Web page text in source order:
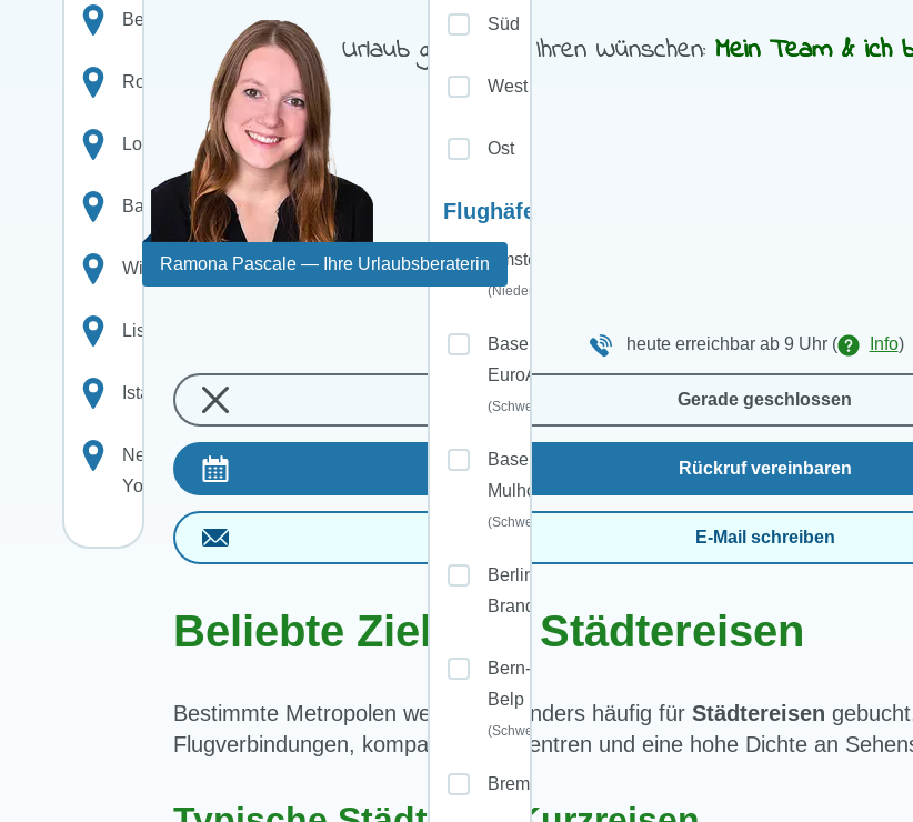
Berlin
Rom
London
Barcelona
Wien
Lissabon
Istanbul
New
York
Süd
West
Ost
Flughäfen:
Amsterdam
(Niederlande)
Basel
EuroAirport
(Schweiz)
Basel-
Mulhouse
(Schweiz)
Berlin
Brandenburg
Bern-
Belp
(Schweiz)
Bremen
Ramona Pascale — Ihre Urlaubsberaterin
Urlaub ganz nach Ihren Wünschen: Mein Team & ich
heute erreichbar ab 9 Uhr ( Info)
Gerade geschlossen
Rückruf vereinbaren
E-Mail schreiben
Beliebte Ziele für Städtereisen
Bestimmte Metropolen werden besonders häufig für Städtereisen
Flugverbindungen, kompakte Stadtzentren und eine hohe Dichte an